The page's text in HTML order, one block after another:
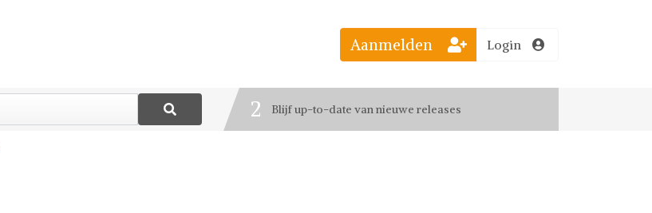
Bestel jouw favoriete looks
2 Blijf up-to-date van nieuwe releases
Aanmelden Login